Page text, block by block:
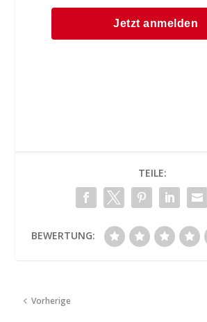
TEILE:
BEWERTUNG:
Vorherige